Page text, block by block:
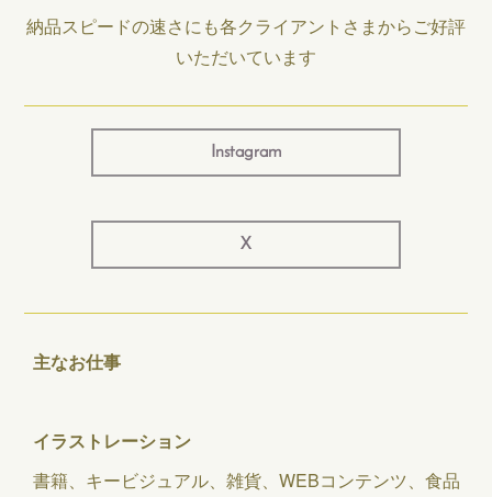
納品スピードの速さにも各クライアントさまからご好評
いただいています
Instagram
X
主なお仕事
イラストレーション
書籍、キービジュアル、雑貨、WEBコンテンツ、食品